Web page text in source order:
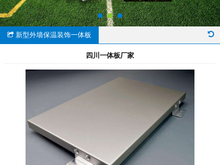
新型外墙保温装饰一体板
四川一体板厂家